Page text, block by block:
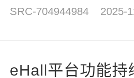
SRC-704944984 2025-
eHall平台功能